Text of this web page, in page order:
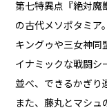
第七特異点『絶対魔
の古代メソポタミア。
キングゥや三女神同
イナミックな戦闘シ
並べ、できるかぎり
また、藤丸とマシュ